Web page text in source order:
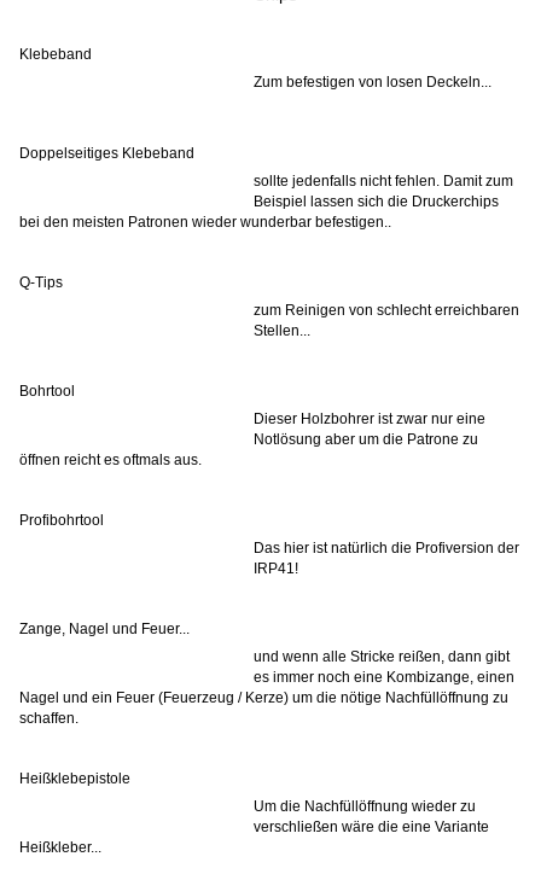
Klebeband
Zum befestigen von losen Deckeln...
Doppelseitiges Klebeband
sollte jedenfalls nicht fehlen. Damit zum
Beispiel lassen sich die Druckerchips
bei den meisten Patronen wieder wunderbar befestigen..
Q-Tips
zum Reinigen von schlecht erreichbaren
Stellen...
Bohrtool
Dieser Holzbohrer ist zwar nur eine
Notlösung aber um die Patrone zu
öffnen reicht es oftmals aus.
Profibohrtool
Das hier ist natürlich die Profiversion der
IRP41!
Zange, Nagel und Feuer...
und wenn alle Stricke reißen, dann gibt
es immer noch eine Kombizange, einen
Nagel und ein Feuer (Feuerzeug / Kerze) um die nötige Nachfüllöffnung zu
schaffen.
Heißklebepistole
Um die Nachfüllöffnung wieder zu
verschließen wäre die eine Variante
Heißkleber...